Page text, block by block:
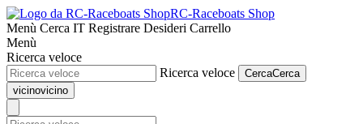
RC-Raceboats Shop
Menù Cerca IT Registrare Desideri Carrello
Menù
Ricerca veloce
Ricerca veloce
CercaCerca
vicinovicino